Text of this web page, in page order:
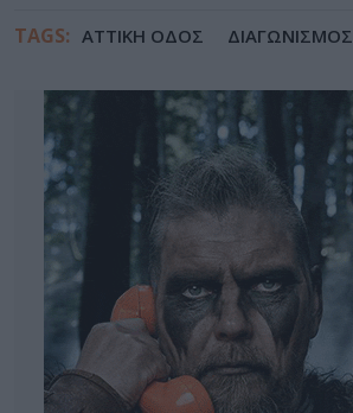
TAGS: ΑΤΤΙΚΗ ΟΔΟΣ ΔΙΑΓΩΝΙΣΜΟΣ